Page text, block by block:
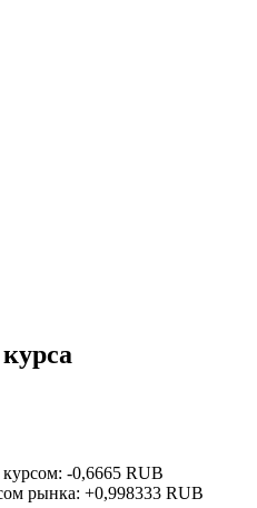
: -0,6665 RUB
рынка: +0,998333 RUB